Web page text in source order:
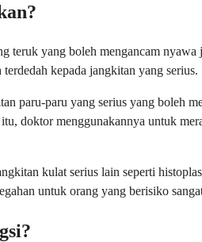
yang boleh mengancam
kepada jangkitan yang serius.
paru-paru yang serius yang
doktor menggunakannya untuk
kulat serius lain seperti
untuk orang yang berisiko